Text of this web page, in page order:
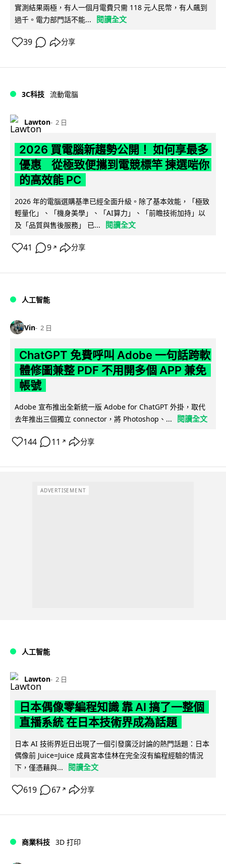
實測結果兩極，有人一個月電費只需 118 元人民幣，有人飆到
過千。電力部門話不能...
閱讀全文
39 分享
3C科技 流動電腦
Lawton 2 日
2026 買電腦新趨勢公開！ 如何享最多
優惠 從極致便攜到電競標竿 揀選啱你
的高效能 PC
2026 年的電腦選購基準已經全面升級。除了基本效能，「極致
輕量化」、「機身美學」、「AI算力」、「前瞻技術加持」以
及「品質與售後服務」 已...
閱讀全文
41 9 ↗ 分享
人工智能
Vin 2 日
ChatGPT 免費呼叫 Adobe 一句話跨軟
體修圖兼整 PDF 不用開多個 APP 兼免
帳號
Adobe 宣布推出全新統一版 Adobe for ChatGPT 外掛，取代
去年推出三個獨立 connector，將 Photoshop、...
閱讀全文
144 11 ↗ 分享
ADVERTISEMENT
人工智能
Lawton 2 日
日本偶像零編程知識 靠 AI 搞了一整個
直播系統 在日本技術界成為話題
日本 AI 技術界近日出現了一個引發廣泛討論的熱門話題：日本
偶像前 Juice=Juice 成員宮本佳林在完全沒有編程經驗的情況
下，僅憑藉與...
閱讀全文
619 67 ↗ 分享
商業科技 3D 打印